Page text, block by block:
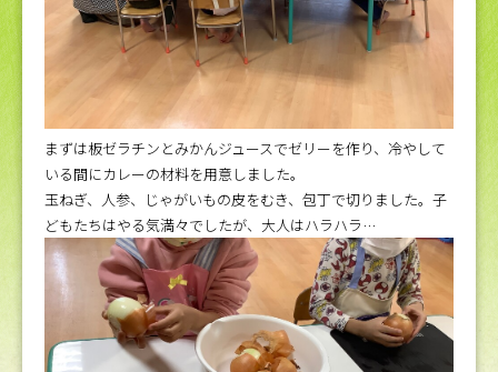
まずは板ゼラチンとみかんジュースでゼリーを作り、冷やして
いる間にカレーの材料を用意しました。
玉ねぎ、人参、じゃがいもの皮をむき、包丁で切りました。子
どもたちはやる気満々でしたが、大人はハラハラ…